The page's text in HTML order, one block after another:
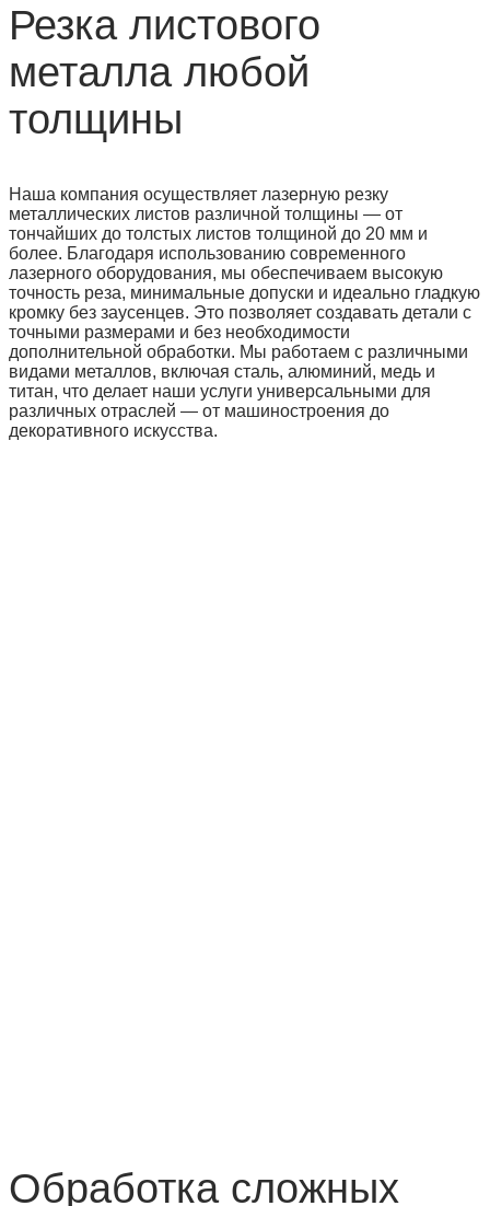
Резка листового
металла любой
толщины
Наша компания осуществляет лазерную резку
металлических листов различной толщины — от
тончайших до толстых листов толщиной до 20 мм и
более. Благодаря использованию современного
лазерного оборудования, мы обеспечиваем высокую
точность реза, минимальные допуски и идеально гладкую
кромку без заусенцев. Это позволяет создавать детали с
точными размерами и без необходимости
дополнительной обработки. Мы работаем с различными
видами металлов, включая сталь, алюминий, медь и
титан, что делает наши услуги универсальными для
различных отраслей — от машиностроения до
декоративного искусства.
Обработка сложных